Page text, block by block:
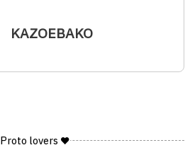
KAZOEBAKO
Proto lovers ♥